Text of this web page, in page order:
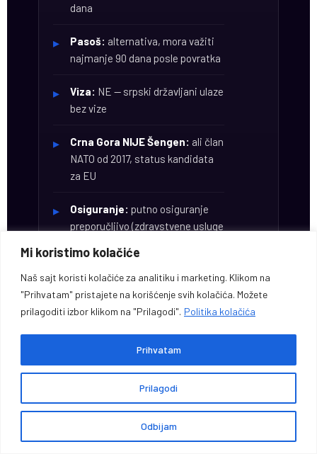
Mi koristimo kolačiće
Naš sajt koristi kolačiće za analitiku i marketing. Klikom na
"Prihvatam" pristajete na korišćenje svih kolačića. Možete
prilagoditi izbor klikom na "Prilagodi". Politika kolačića
Prilagodi
Odbijam
Prihvatam
dana
Pasoš: alternativa, mora važiti
najmanje 90 dana posle povratka
Viza: NE — srpski državljani ulaze
bez vize
Crna Gora NIJE Šengen: ali član
NATO od 2017, status kandidata
za EU
Osiguranje: putno osiguranje
preporučljivo (zdravstvene usluge
Maloletna deca:ako putuju
samo sa jednim roditeljem,
potrebna saglasnost drugog
noći — naplaćuje hotel
Granica sa Albanijom:Bar je 30
km od Skadra, granični prelaz
Sukobin–Murićani 24/7, lična